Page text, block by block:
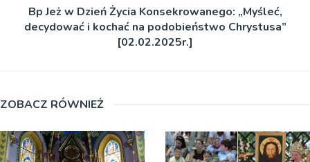
Bp Jeż w Dzień Życia Konsekrowanego: „Myśleć,
decydować i kochać na podobieństwo Chrystusa”
[02.02.2025r.]
ZOBACZ RÓWNIEŻ